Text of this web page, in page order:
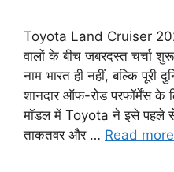
Toyota Land Cruiser
वालों के बीच जबरदस्त चर्चा
नाम भारत ही नहीं, बल्कि पूरी
शानदार ऑफ-रोड परफॉर्मेंस
मॉडल में Toyota ने इसे पहले से
ताकतवर और … Read more